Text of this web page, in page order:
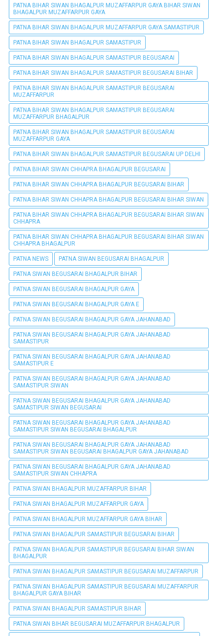
PATNA BIHAR SIWAN BHAGALPUR MUZAFFARPUR GAYA BIHAR SIWAN
BHAGALPUR MUZAFFARPUR GAYA
PATNA BIHAR SIWAN BHAGALPUR MUZAFFARPUR GAYA SAMASTIPUR
PATNA BIHAR SIWAN BHAGALPUR SAMASTIPUR
PATNA BIHAR SIWAN BHAGALPUR SAMASTIPUR BEGUSARAI
PATNA BIHAR SIWAN BHAGALPUR SAMASTIPUR BEGUSARAI BIHAR
PATNA BIHAR SIWAN BHAGALPUR SAMASTIPUR BEGUSARAI
MUZAFFARPUR
PATNA BIHAR SIWAN BHAGALPUR SAMASTIPUR BEGUSARAI
MUZAFFARPUR BHAGALPUR
PATNA BIHAR SIWAN BHAGALPUR SAMASTIPUR BEGUSARAI
MUZAFFARPUR GAYA
PATNA BIHAR SIWAN BHAGALPUR SAMASTIPUR BEGUSARAI UP DELHI
PATNA BIHAR SIWAN CHHAPRA BHAGALPUR BEGUSARAI
PATNA BIHAR SIWAN CHHAPRA BHAGALPUR BEGUSARAI BIHAR
PATNA BIHAR SIWAN CHHAPRA BHAGALPUR BEGUSARAI BIHAR SIWAN
PATNA BIHAR SIWAN CHHAPRA BHAGALPUR BEGUSARAI BIHAR SIWAN
CHHAPRA
PATNA BIHAR SIWAN CHHAPRA BHAGALPUR BEGUSARAI BIHAR SIWAN
CHHAPRA BHAGALPUR
PATNA NEWS PATNA SIWAN BEGUSARAI BHAGALPUR
PATNA SIWAN BEGUSARAI BHAGALPUR BIHAR
PATNA SIWAN BEGUSARAI BHAGALPUR GAYA
PATNA SIWAN BEGUSARAI BHAGALPUR GAYA E
PATNA SIWAN BEGUSARAI BHAGALPUR GAYA JAHANABAD
PATNA SIWAN BEGUSARAI BHAGALPUR GAYA JAHANABAD
SAMASTIPUR
PATNA SIWAN BEGUSARAI BHAGALPUR GAYA JAHANABAD
SAMASTIPUR E
PATNA SIWAN BEGUSARAI BHAGALPUR GAYA JAHANABAD
SAMASTIPUR SIWAN
PATNA SIWAN BEGUSARAI BHAGALPUR GAYA JAHANABAD
SAMASTIPUR SIWAN BEGUSARAI
PATNA SIWAN BEGUSARAI BHAGALPUR GAYA JAHANABAD
SAMASTIPUR SIWAN BEGUSARAI BHAGALPUR
PATNA SIWAN BEGUSARAI BHAGALPUR GAYA JAHANABAD
SAMASTIPUR SIWAN BEGUSARAI BHAGALPUR GAYA JAHANABAD
PATNA SIWAN BEGUSARAI BHAGALPUR GAYA JAHANABAD
SAMASTIPUR SIWAN CHHAPRA
PATNA SIWAN BHAGALPUR MUZAFFARPUR BIHAR
PATNA SIWAN BHAGALPUR MUZAFFARPUR GAYA
PATNA SIWAN BHAGALPUR MUZAFFARPUR GAYA BIHAR
PATNA SIWAN BHAGALPUR SAMASTIPUR BEGUSARAI BIHAR
PATNA SIWAN BHAGALPUR SAMASTIPUR BEGUSARAI BIHAR SIWAN
BHAGALPUR
PATNA SIWAN BHAGALPUR SAMASTIPUR BEGUSARAI MUZAFFARPUR
PATNA SIWAN BHAGALPUR SAMASTIPUR BEGUSARAI MUZAFFARPUR
BHAGALPUR GAYA BIHAR
PATNA SIWAN BHAGALPUR SAMASTIPUR BIHAR
PATNA SIWAN BIHAR BEGUSARAI MUZAFFARPUR BHAGALPUR